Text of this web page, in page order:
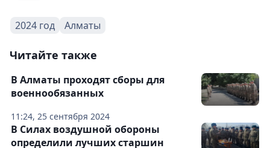
2024 год Алматы
Читайте также
11:24, 25 сентября 2024
В Алматы проходят сборы для
военнообязанных
В Силах воздушной обороны
определили лучших старшин